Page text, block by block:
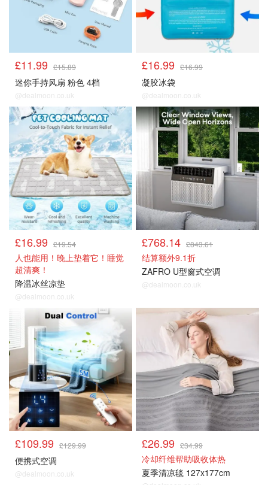
£11.99 £15.89
迷你手持风扇 粉色 4档
@dealmoon.co.uk
£16.99 £16.99
凝胶冰袋
@dealmoon.co.uk
降温好物
£16.99 £19.54
人也能用！晚上垫着它！睡觉
超清爽！
降温冰丝凉垫
@dealmoon.co.uk
降温好物
£768.14 £843.61
结算额外9.1折
ZAFRO U型窗式空调
@dealmoon.co.uk
£109.99 £129.99
便携式空调
@dealmoon.co.uk
£26.99 £34.99
冷却纤维帮助吸收体热
夏季清凉毯 127x177cm